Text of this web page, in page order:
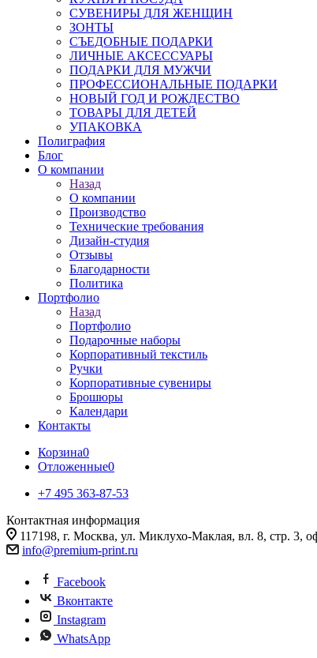
СУВЕНИРЫ ДЛЯ ЖЕНЩИН
ЗОНТЫ
СЪЕДОБНЫЕ ПОДАРКИ
ЛИЧНЫЕ АКСЕССУАРЫ
ПОДАРКИ ДЛЯ МУЖЧИ
ПРОФЕССИОНАЛЬНЫЕ ПОДАРКИ
НОВЫЙ ГОД И РОЖДЕСТВО
ТОВАРЫ ДЛЯ ДЕТЕЙ
УПАКОВКА
Полиграфия
Блог
О компании
Назад
О компании
Производство
Технические требования
Дизайн-студия
Отзывы
Благодарности
Политика
Портфолио
Назад
Портфолио
Подарочные наборы
Корпоративный текстиль
Ручки
Корпоративные сувениры
Брошюры
Календари
Контакты
Корзина0
Отложенные0
+7 495 363-87-53
Контактная информация
117198, г. Москва, ул. Миклухо-Маклая, вл. 8, стр. 3,
info@premium-print.ru
Facebook
Вконтакте
Instagram
WhatsApp